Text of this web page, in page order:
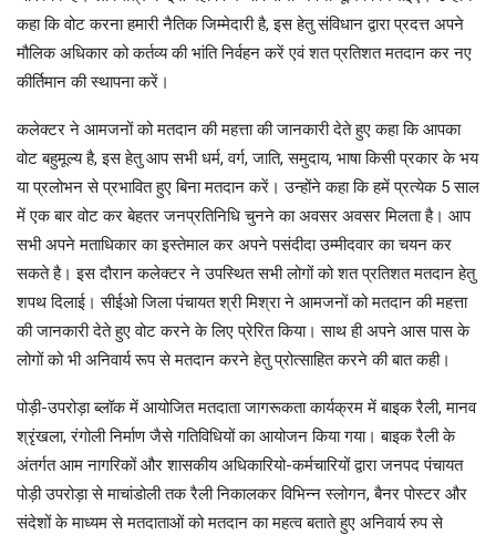
कहा कि वोट करना हमारी नैतिक जिम्मेदारी है, इस हेतु संविधान द्वारा प्रदत्त अपने
मौलिक अधिकार को कर्तव्य की भांति निर्वहन करें एवं शत प्रतिशत मतदान कर नए
कीर्तिमान की स्थापना करें।
कलेक्टर ने आमजनों को मतदान की महत्ता की जानकारी देते हुए कहा कि आपका
वोट बहुमूल्य है, इस हेतु आप सभी धर्म, वर्ग, जाति, समुदाय, भाषा किसी प्रकार के भय
या प्रलोभन से प्रभावित हुए बिना मतदान करें। उन्होंने कहा कि हमें प्रत्येक 5 साल
में एक बार वोट कर बेहतर जनप्रतिनिधि चुनने का अवसर अवसर मिलता है। आप
सभी अपने मताधिकार का इस्तेमाल कर अपने पसंदीदा उम्मीदवार का चयन कर
सकते है। इस दौरान कलेक्टर ने उपस्थित सभी लोगों को शत प्रतिशत मतदान हेतु
शपथ दिलाई। सीईओ जिला पंचायत श्री मिश्रा ने आमजनों को मतदान की महत्ता
की जानकारी देते हुए वोट करने के लिए प्रेरित किया। साथ ही अपने आस पास के
लोगों को भी अनिवार्य रूप से मतदान करने हेतु प्रोत्साहित करने की बात कही।
पोड़ी-उपरोड़ा ब्लॉक में आयोजित मतदाता जागरूकता कार्यक्रम में बाइक रैली, मानव
श्रृंखला, रंगोली निर्माण जैसे गतिविधियों का आयोजन किया गया। बाइक रैली के
अंतर्गत आम नागरिकों और शासकीय अधिकारियो-कर्मचारियों द्वारा जनपद पंचायत
पोड़ी उपरोड़ा से माचांडोली तक रैली निकालकर विभिन्न स्लोगन, बैनर पोस्टर और
संदेशों के माध्यम से मतदाताओं को मतदान का महत्व बताते हुए अनिवार्य रुप से